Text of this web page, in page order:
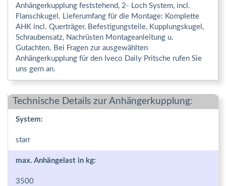
Anhängerkupplung feststehend, 2- Loch System, incl.
Flanschkugel. Lieferumfang für die Montage: Komplette
AHK incl. Querträger, Befestigungsteile, Kupplungskugel,
Schraubensatz, Nachrüsten Montageanleitung u.
Gutachten. Bei Fragen zur ausgewählten
Anhängerkupplung für den Iveco Daily Pritsche rufen Sie
uns gern an.
Technische Details zur Anhängerkupplung:
System:
starr
max. Anhängelast in kg:
3500